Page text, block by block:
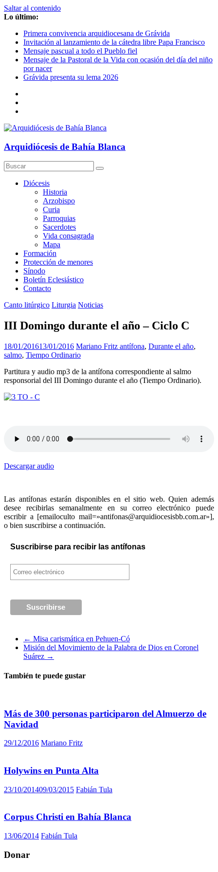
Saltar al contenido
Lo último:
Primera convivencia arquidiocesana de Grávida
Invitación al lanzamiento de la cátedra libre Papa Francisco
Mensaje pascual a todo el Pueblo fiel
Mensaje de la Pastoral de la Vida con ocasión del día del niño
por nacer
Grávida presenta su lema 2026
Arquidiócesis de Bahía Blanca
Diócesis
Historia
Arzobispo
Curia
Parroquias
Sacerdotes
Vida consagrada
Mapa
Formación
Protección de menores
Sínodo
Boletín Eclesiástico
Contacto
Canto litúrgico Liturgia Noticias
III Domingo durante el año – Ciclo C
18/01/201613/01/2016 Mariano Fritz antífona, Durante el año,
salmo, Tiempo Ordinario
Partitura y audio mp3 de la antífona correspondiente al salmo
responsorial del III Domingo durante el año (Tiempo Ordinario).
Descargar audio
Las antífonas estarán disponibles en el sitio web. Quien además
desee recibirlas semanalmente en su correo electrónico puede
escribir a [emailoculto mail=»antifonas@arquidiocesisbb.com.ar»],
o bien suscribirse a continuación.
Suscribirse para recibir las antífonas
← Misa carismática en Pehuen-Có
Misión del Movimiento de la Palabra de Dios en Coronel
Suárez →
También te puede gustar
Más de 300 personas participaron del Almuerzo de
Navidad
29/12/2016 Mariano Fritz
Holywins en Punta Alta
23/10/201409/03/2015 Fabián Tula
Corpus Christi en Bahía Blanca
13/06/2014 Fabián Tula
Donar